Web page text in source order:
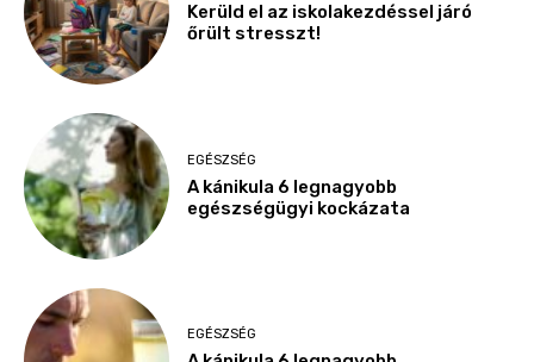
Kerüld el az iskolakezdéssel járó
őrült stresszt!
EGÉSZSÉG
A kánikula 6 legnagyobb
egészségügyi kockázata
EGÉSZSÉG